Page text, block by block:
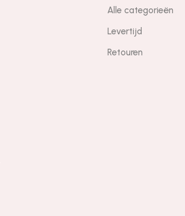
Alle categorieën
Levertijd
Retouren